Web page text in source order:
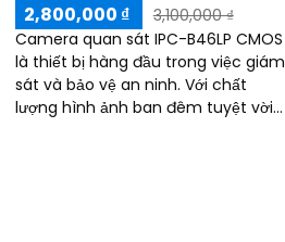
2,800,000 ₫
3,100,000 ₫
Camera quan sát IPC-B46LP CMOS
là thiết bị hàng đầu trong việc giám
sát và bảo vệ an ninh. Với chất
lượng hình ảnh ban đêm tuyệt vời